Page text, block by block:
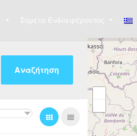
Σημεία Ενδιαφέροντος